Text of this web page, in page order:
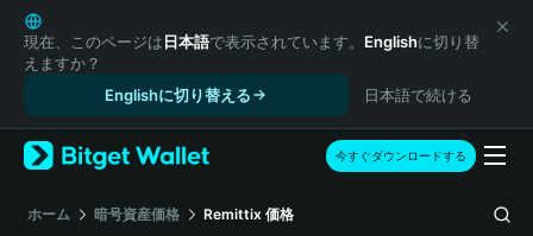
English
日本語
Tiếng Việt
Español (Latinoamérica)
Türkçe
Français
現在、このページは日本語で表示されています。 Englishに切り替
えますか？
Englishに切り替える
日本語で続ける
今すぐダウンロードする
ホーム 暗号資産価格 Remittix 価格